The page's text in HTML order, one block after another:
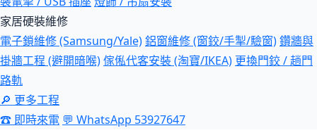
家居硬裝維修
電子鎖維修 (Samsung/Yale)鋁窗維修 (窗鉸/手掣/驗窗)鑽牆與
掛牆工程 (避開暗喉)傢俬代客安裝 (淘寶/IKEA) 更換門鉸 / 趟門
路軌
🔎 更多工程
☎ 即時來電 💬 WhatsApp 53927647